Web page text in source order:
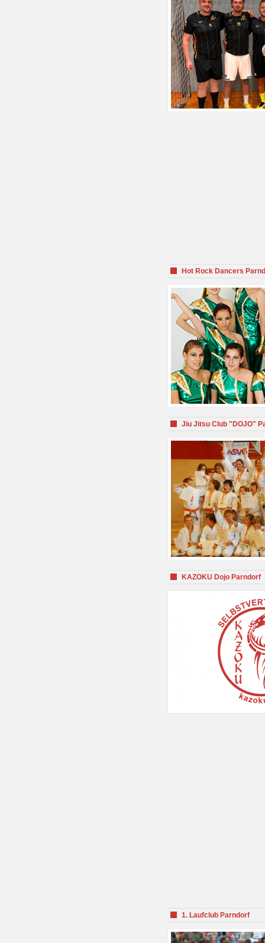
Hot Rock Dancers
Jiu Jitsu Club "DOJO"
KAZOKU Dojo Parndorf
1. Laufclub Parndorf